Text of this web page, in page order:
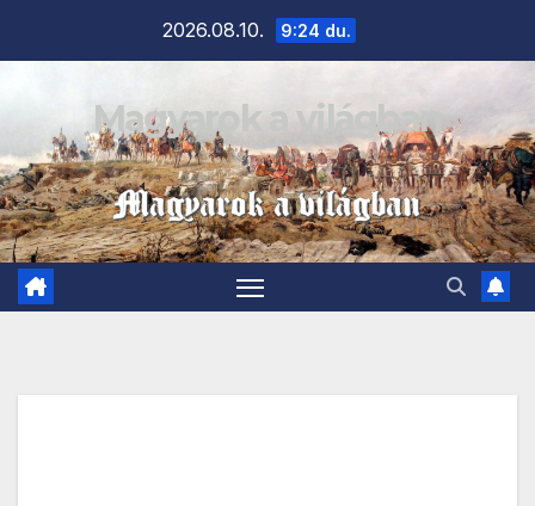
2026.08.10. 9:24 du.
Magyarok a világban